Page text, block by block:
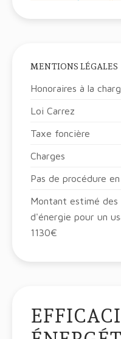
MENTIONS LÉGALES
Honoraires à la
Loi Carrez
Taxe foncière
Charges
Pas de procédure
Montant estimé des
d'énergie pour un
1130€